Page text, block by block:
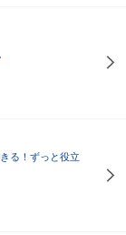
る！ずっと役立